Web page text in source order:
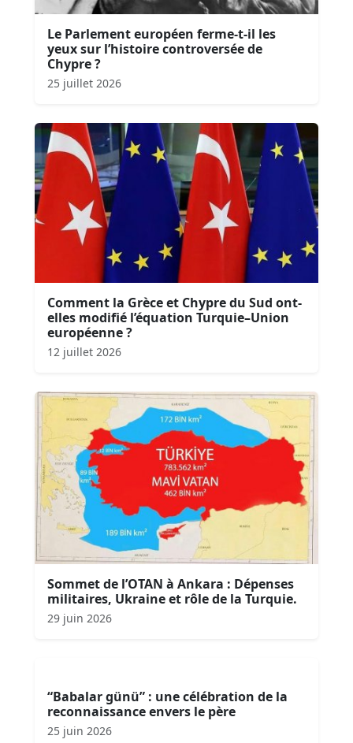
Le Parlement européen ferme-t-il les
yeux sur l’histoire controversée de
Chypre ?
25 juillet 2026
Comment la Grèce et Chypre du Sud ont-
elles modifié l’équation Turquie–Union
européenne ?
12 juillet 2026
Sommet de l’OTAN à Ankara : Dépenses
militaires, Ukraine et rôle de la Turquie.
29 juin 2026
“Babalar günü” : une célébration de la
reconnaissance envers le père
25 juin 2026